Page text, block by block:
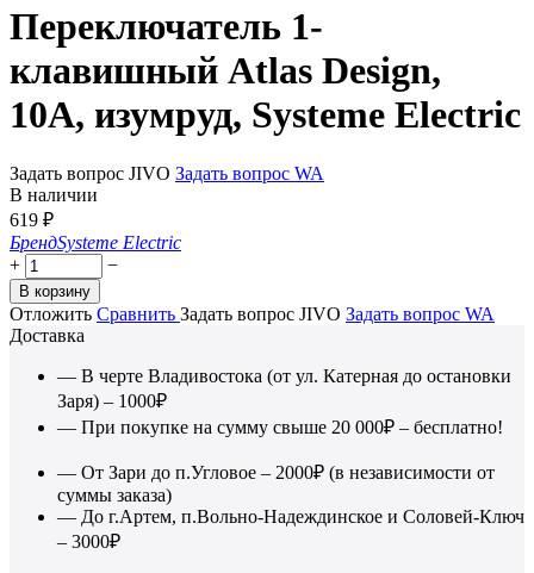
Переключатель 1-
клавишный Atlas Design,
10A, изумруд, Systeme Electric
Задать вопрос JIVO Задать вопрос WA
В наличии
619 ₽
БрендSysteme Electric
+
−
В корзину
Отложить Сравнить Задать вопрос JIVO Задать вопрос WA
Доставка
— В черте Владивостока (от ул. Катерная до остановки
Заря) – 1000₽
— При покупке на сумму свыше 20 000₽ – бесплатно!
— От Зари до п.Угловое – 2000₽ (в независимости от
суммы заказа)
— До г.Артем, п.Вольно-Надеждинское и Соловей-Ключ
– 3000₽